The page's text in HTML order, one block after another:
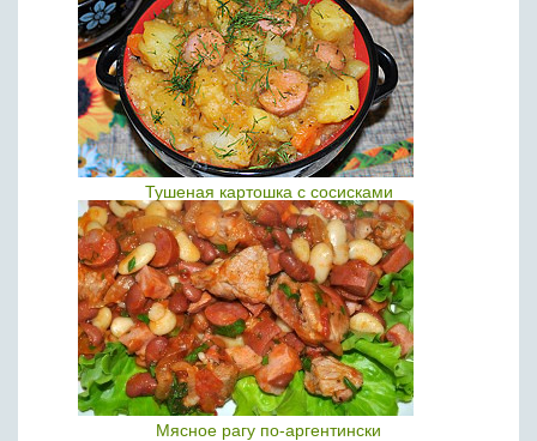
Тушеная картошка с сосисками
Мясное рагу по-аргентински